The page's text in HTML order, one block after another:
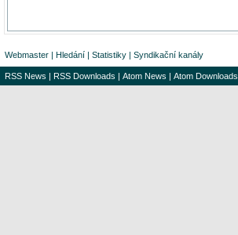
Webmaster | Hledání | Statistiky | Syndikační kanály
RSS News | RSS Downloads | Atom News | Atom Downloads